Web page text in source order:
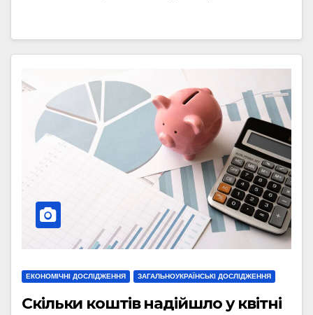
ЕКОНОМІЧНІ ДОСЛІДЖЕННЯ ЗАГАЛЬНОУКРАЇНСЬКІ ДОСЛІДЖЕННЯ
Скільки коштів надійшло у квітні